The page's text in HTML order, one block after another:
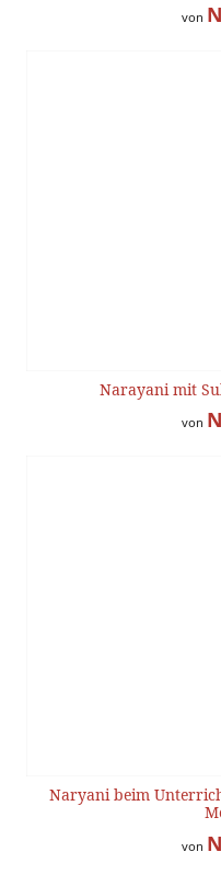
von
Narayani mit
von
Naryani beim
von